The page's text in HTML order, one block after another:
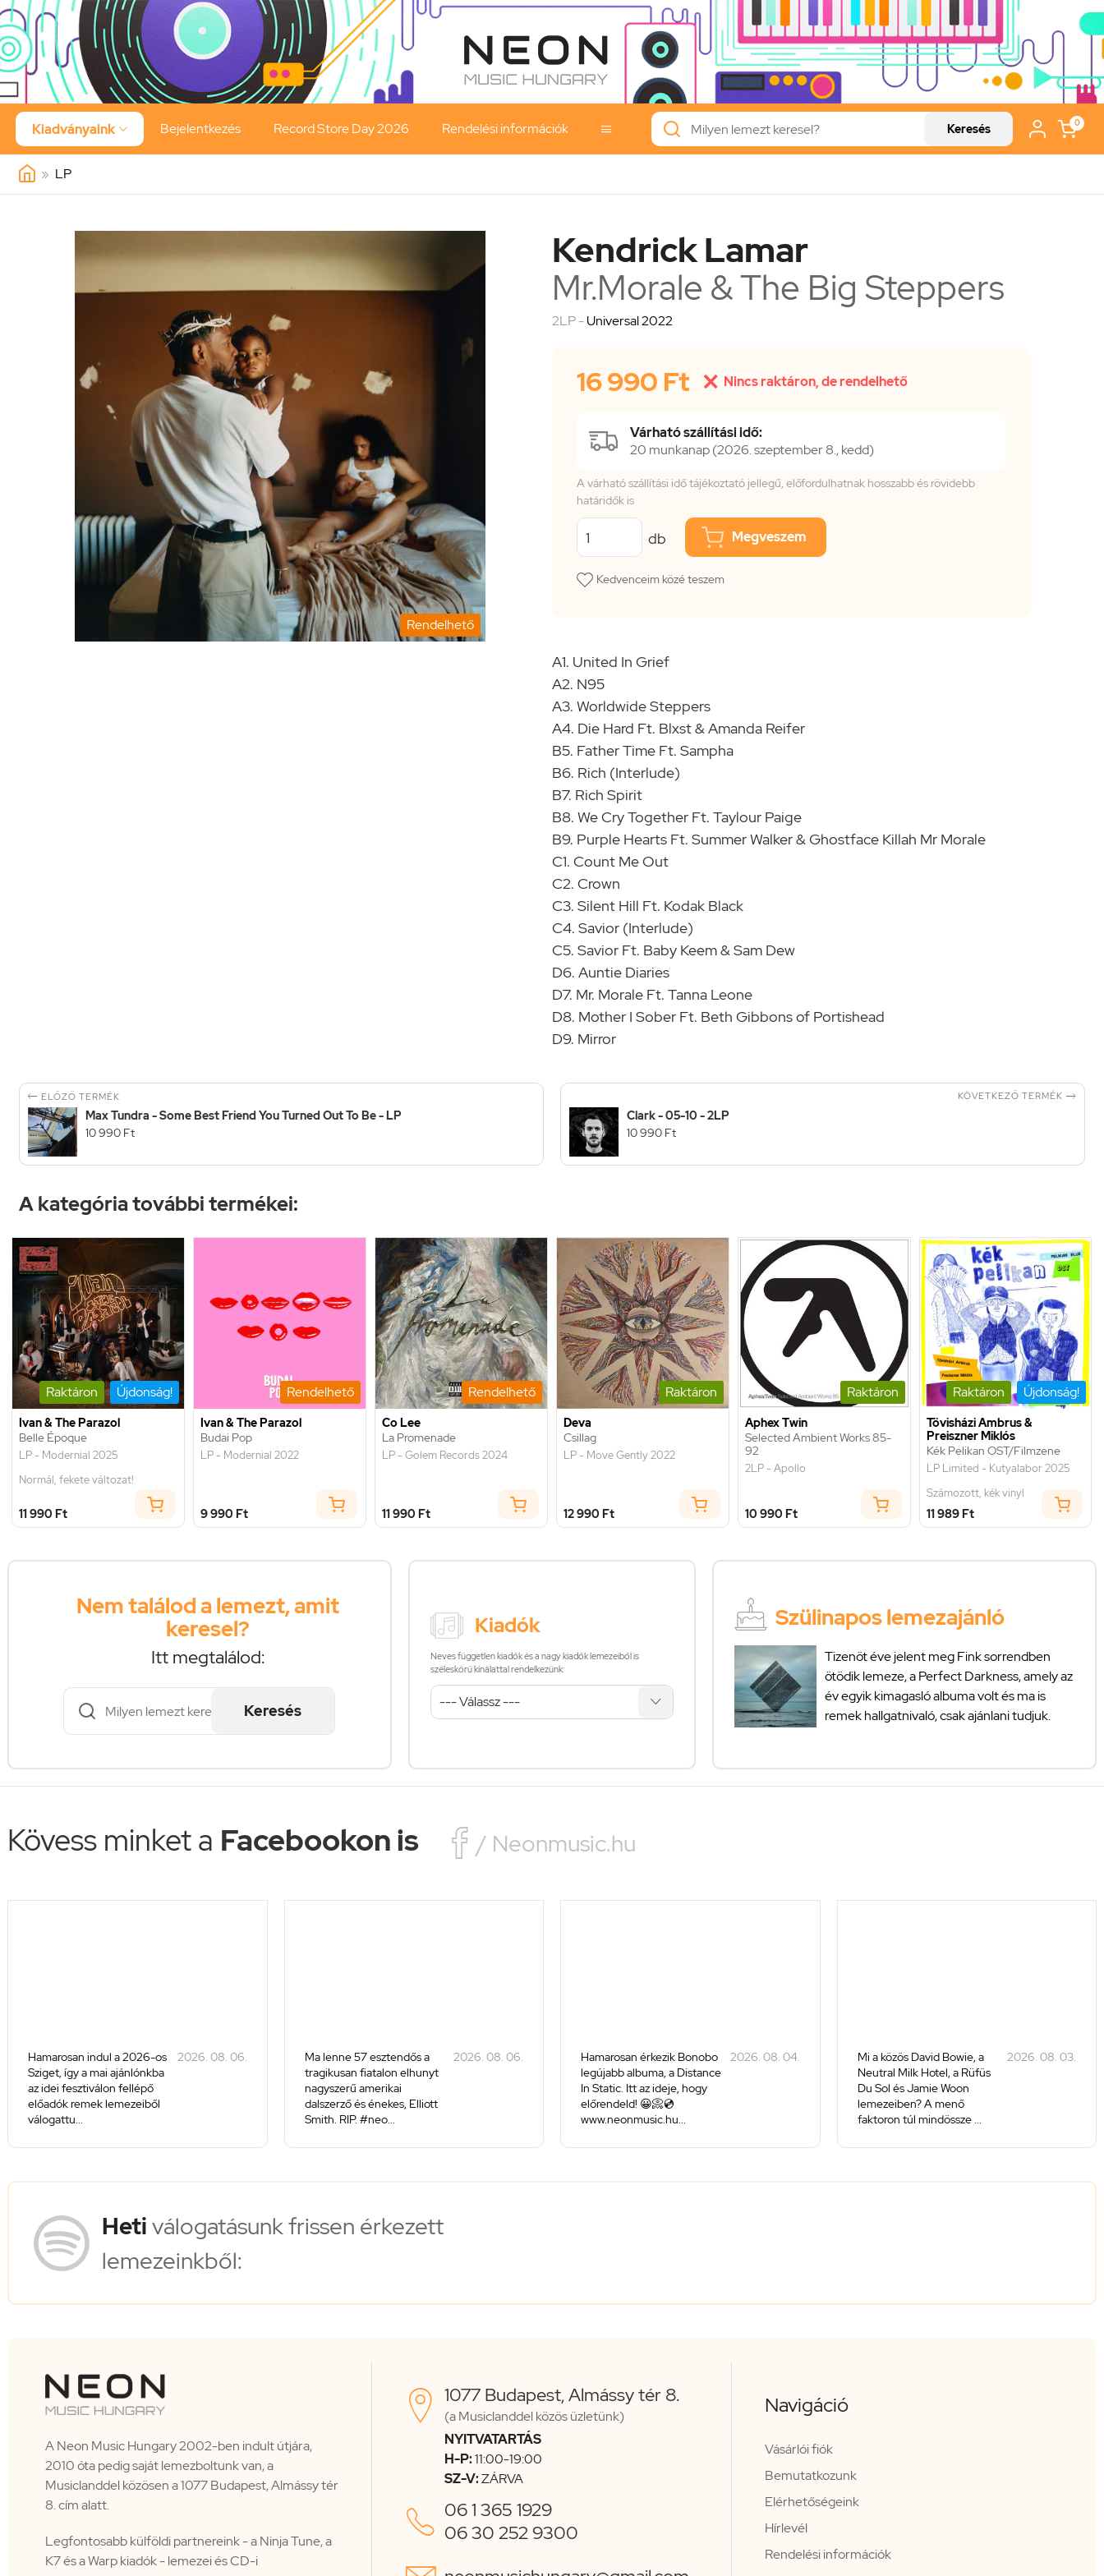
Kiadványaink  Bejelentkezés Record Store Day 2026 Rendelési információk  Keresés 0
» LP
Rendelhető
Kendrick Lamar
Mr.Morale & The Big Steppers
2LP -Universal 2022
16 990 Ft  Nincs raktáron, de rendelhető
Várható szállítási idő:
20 munkanap (2026. szeptember 8., kedd)
A várható szállítási idő tájékoztató jellegű, előfordulhatnak hosszabb és rövidebb
határidők is
db Megveszem
Kedvenceim közé teszem
A1. United In Grief
A2. N95
A3. Worldwide Steppers
A4. Die Hard Ft. Blxst & Amanda Reifer
B5. Father Time Ft. Sampha
B6. Rich (Interlude)
B7. Rich Spirit
B8. We Cry Together Ft. Taylour Paige
B9. Purple Hearts Ft. Summer Walker & Ghostface Killah Mr Morale
C1. Count Me Out
C2. Crown
C3. Silent Hill Ft. Kodak Black
C4. Savior (Interlude)
C5. Savior Ft. Baby Keem & Sam Dew
D6. Auntie Diaries
D7. Mr. Morale Ft. Tanna Leone
D8. Mother I Sober Ft. Beth Gibbons of Portishead
D9. Mirror
 ELŐZŐ TERMÉK
Max Tundra - Some Best Friend You Turned Out To Be - LP
10 990 Ft
KÖVETKEZŐ TERMÉK 
Clark - 05-10 - 2LP
10 990 Ft
A kategória további termékei:
Raktáron Újdonság!
Ivan & The Parazol
Belle Époque
LP - Modernial 2025
Normál, fekete változat!
11 990 Ft
Rendelhető
Ivan & The Parazol
Budai Pop
LP - Modernial 2022
9 990 Ft
Rendelhető
Co Lee
La Promenade
LP - Golem Records 2024
11 990 Ft
Raktáron
Deva
Csillag
LP - Move Gently 2022
12 990 Ft
Raktáron
Aphex Twin
Selected Ambient Works 85-
92
2LP - Apollo
10 990 Ft
Raktáron Újdonság!
Tövisházi Ambrus &
Preiszner Miklós
Kék Pelikan OST/Filmzene
LP Limited - Kutyalabor 2025
Számozott, kék vinyl
11 989 Ft
Nem találod a lemezt, amit
keresel?
Itt megtalálod:
Keresés
Kiadók
Neves független kiadók és a nagy kiadók lemezeiből is
széleskörű kínálattal rendelkezünk:
Szülinapos lemezajánló
Tizenöt éve jelent meg Fink sorrendben
ötödik lemeze, a Perfect Darkness, amely az
év egyik kimagasló albuma volt és ma is
remek hallgatnivaló, csak ajánlani tudjuk.
Kövess minket a Facebookon is  / Neonmusic.hu
Hamarosan indul a 2026-os
Sziget, így a mai ajánlónkba
az idei fesztiválon fellépő
előadók remek lemezeiből
válogattu...
2026. 08. 06.
Ma lenne 57 esztendős a
tragikusan fiatalon elhunyt
nagyszerű amerikai
dalszerző és énekes, Elliott
Smith. RIP. #neo...
2026. 08. 06.
Hamarosan érkezik Bonobo
legújabb albuma, a Distance
In Static. Itt az ideje, hogy
előrendeld! 😀📀💿
www.neonmusic.hu...
2026. 08. 04.
Mi a közös David Bowie, a
Neutral Milk Hotel, a Rüfüs
Du Sol és Jamie Woon
lemezeiben? A menő
faktoron túl mindössze ...
2026. 08. 03.
Hetiválogatásunk frissen érkezett
lemezeinkből:
A Neon Music Hungary 2002-ben indult útjára,
2010 óta pedig saját lemezboltunk van, a
Musiclanddel közösen a 1077 Budapest, Almássy tér
8. cím alatt.
Legfontosabb külföldi partnereink - a Ninja Tune, a
K7 és a Warp kiadók - lemezei és CD-i
 1077 Budapest, Almássy tér 8.
(a Musiclanddel közös üzletünk)
NYITVATARTÁS
H-P:11:00-19:00
SZ-V:ZÁRVA
 06 1 365 1929
06 30 252 9300
Navigáció
Vásárlói fiók
Bemutatkozunk
Elérhetőségeink
Hírlevél
Rendelési információk